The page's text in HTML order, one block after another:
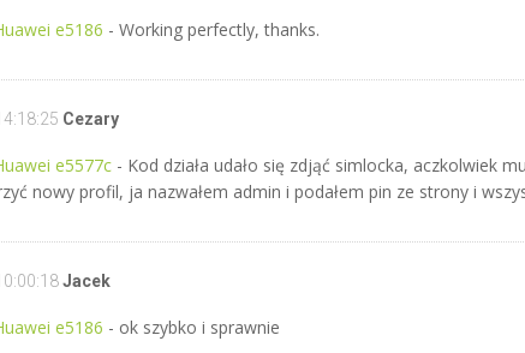
e5186 - Working perfectly, thanks.
Cezary
e5577c - Kod działa udało się zdjąć simlocka, aczkolwiek
nowy profil, ja nazwałem admin i podałem pin ze strony i
Jacek
e5186 - ok szybko i sprawnie